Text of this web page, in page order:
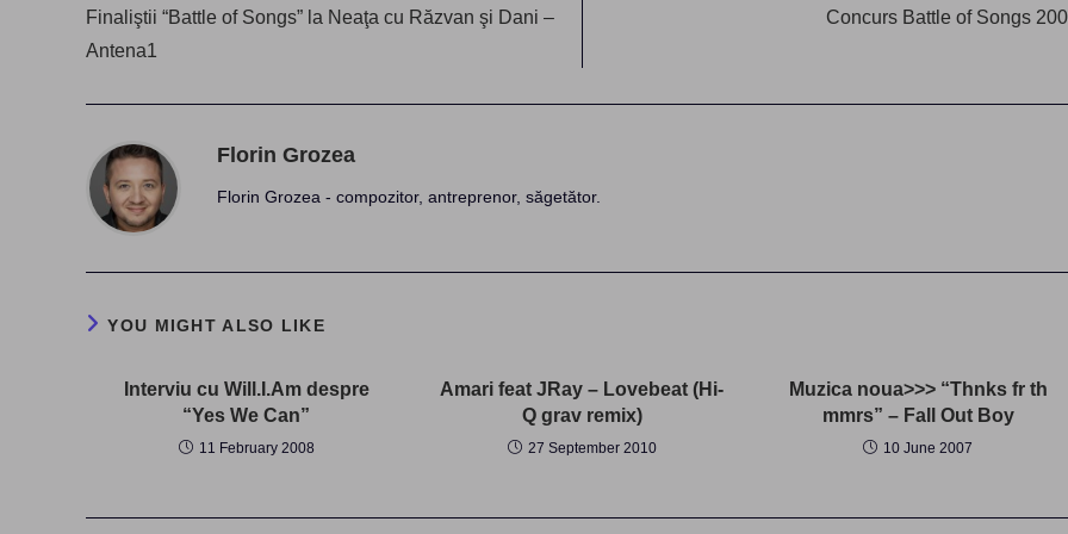
articles
Finaliştii “Battle of Songs” la Neaţa cu Răzvan şi Dani –
Antena1
Concurs Battle of Songs
Florin Grozea
Florin Grozea - compozitor, antreprenor, săgetător.
YOU MIGHT ALSO LIKE
Interviu cu Will.I.Am despre
“Yes We Can”
11 February 2008
Amari feat JRay – Lovebeat (Hi-
Q grav remix)
27 September 2010
Muzica noua>>> “Thnks fr th
mmrs” – Fall Out Boy
10 June 2007